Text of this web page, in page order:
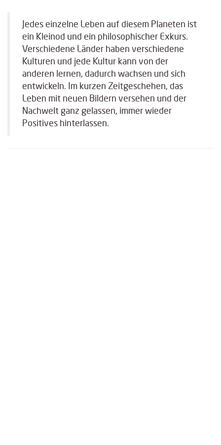
Jedes einzelne Leben auf diesem Planeten ist
ein Kleinod und ein philosophischer Exkurs.
Verschiedene Länder haben verschiedene
Kulturen und jede Kultur kann von der
anderen lernen, dadurch wachsen und sich
entwickeln. Im kurzen Zeitgeschehen, das
Leben mit neuen Bildern versehen und der
Nachwelt ganz gelassen, immer wieder
Positives hinterlassen.